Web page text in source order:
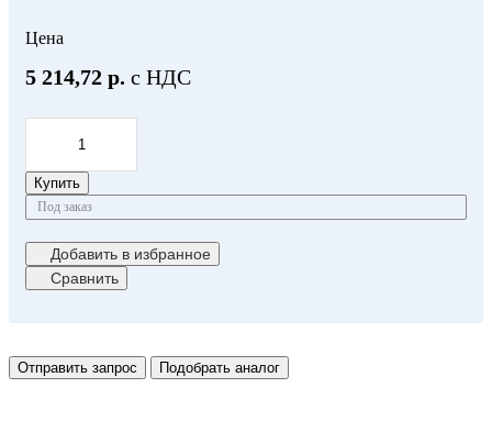
Цена
5 214,72 р. с НДС
Купить
Под заказ
Добавить в избранное
Сравнить
Отправить запрос Подобрать аналог